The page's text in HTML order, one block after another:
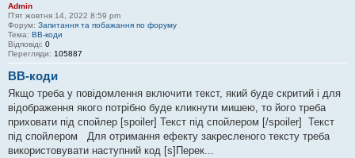
Admin
П'ят жовтня 14, 2022 8:59 pm
Форум: Запитання та побажання по форуму
Тема: BB-коди
Відповіді: 0
Перегляди: 105887
BB-коди
Якщо треба у повідомлення включити текст, який буде скритий і для
відображення якого потрібно буде кликнути мишею, то його треба
приховати під спойлер [spoiler] Текст під спойлером [/spoiler] Текст
під спойлером Для отримання ефекту закресленого тексту треба
використовувати наступний код [s]Перек...